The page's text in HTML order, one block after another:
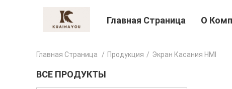
Главная Страница О
Главная Страница / Продукция / Экран Касания HMI
ВСЕ ПРОДУКТЫ